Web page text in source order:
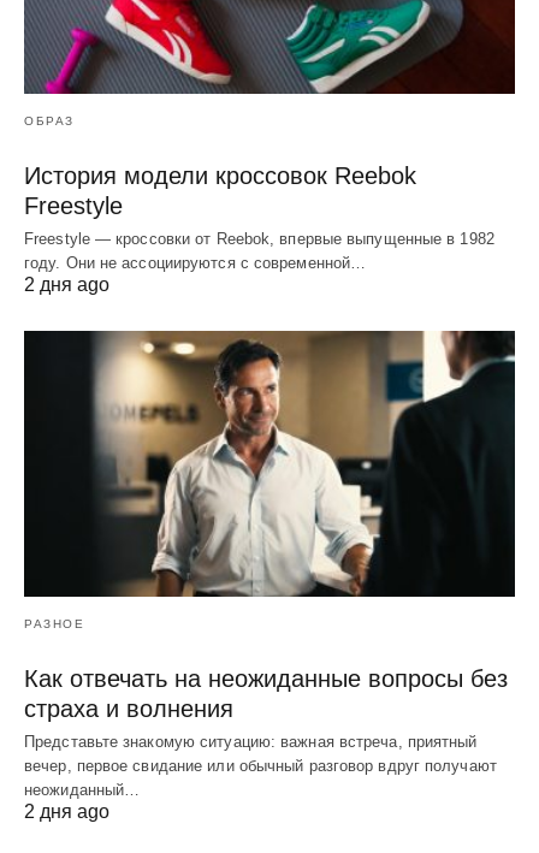
ОБРАЗ
История модели кроссовок Reebok
Freestyle
Freestyle — кроссовки от Reebok, впервые выпущенные в 1982
году. Они не ассоциируются с современной…
2 дня ago
РАЗНОЕ
Как отвечать на неожиданные вопросы без
страха и волнения
Представьте знакомую ситуацию: важная встреча, приятный
вечер, первое свидание или обычный разговор вдруг получают
неожиданный…
2 дня ago